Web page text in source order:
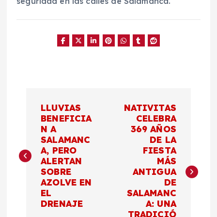
v
e
LLUVIAS
BENEFICIA
N A
SALAMANC
A, PERO
ALERTAN
SOBRE
AZOLVE EN
EL
DRENAJE
NATIVITAS
CELEBRA
369 AÑOS
DE LA
FIESTA
MÁS
ANTIGUA
DE
SALAMANC
A: UNA
TRADICIÓ